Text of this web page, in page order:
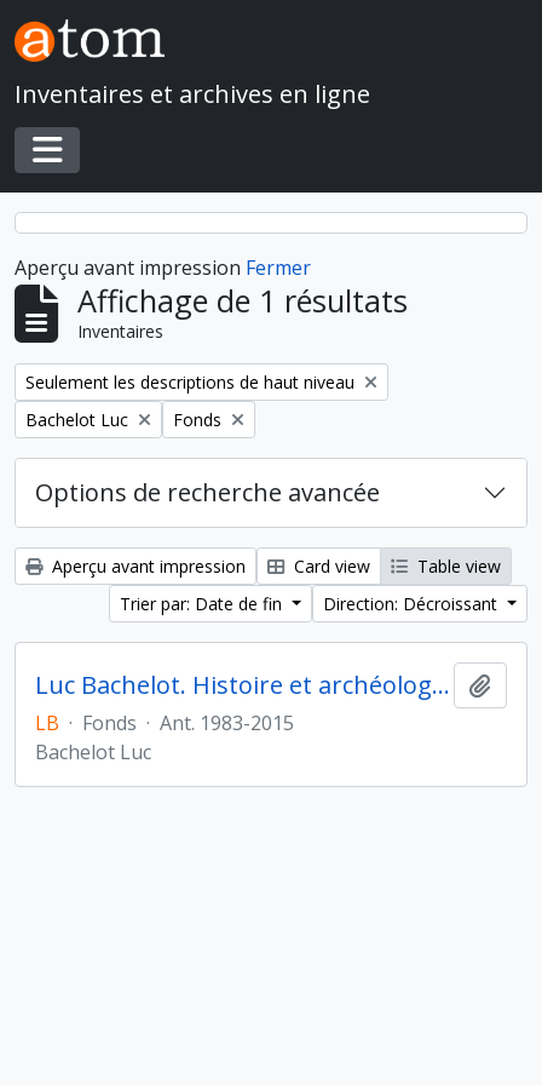
Skip to main content
Inventaires et archives en ligne
Toggle navigation
Aperçu avant impression Fermer
Affichage de 1 résultats
Inventaires
Remove filter:
Seulement les descriptions de haut niveau
Remove filter:
Bachelot Luc Remove filter:
Fonds
Options de recherche avancée
Aperçu avant impression Card view
Table view
Trier par: Date de fin
Direction: Décroissant
Luc Bachelot. Histoire et archéologie de l'Orient cunéiforme
LB · Fonds · Ant. 1983-2015
Bachelot Luc